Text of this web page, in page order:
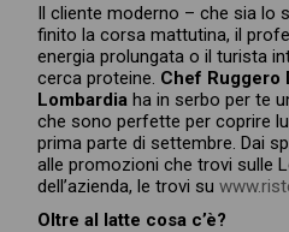
Il cliente moderno – che sia lo
finito la corsa mattutina, il
energia prolungata o il turista
cerca proteine. Chef Ruggero
Lombardiaha in serbo per te
che sono perfette per coprire
prima parte di settembre. Dai
alle promozioni che trovi sulle
dell’azienda, le trovi su
Oltre al latte cosa c’è?